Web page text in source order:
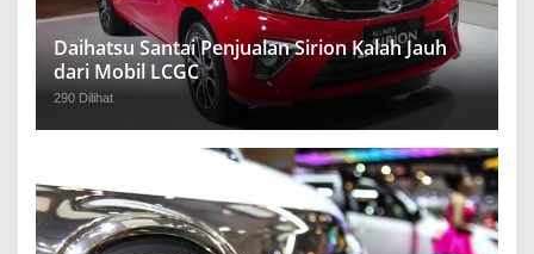
Daihatsu Santai Penjualan Sirion Kalah Jauh
dari Mobil LCGC
290 Dilihat